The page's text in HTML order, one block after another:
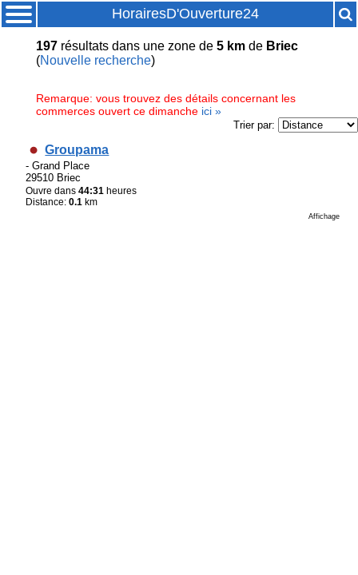
HorairesD'Ouverture24
197résultatsdans une zone de 5 kmde Briec
(Nouvelle recherche)
Remarque: vous trouvez des détails concernant les
commerces ouvert ce dimanche ici »
Trier par:
Groupama
- Grand Place
29510 Briec
Ouvre dans44:31 heures
Distance:0.1 km
Affichage